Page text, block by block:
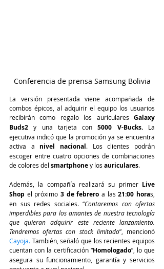
Conferencia de prensa Samsung Bolivia
La versión presentada viene acompañada de
combos épicos, al adquirir el equipo los usuarios
recibirán como regalo los auriculares Galaxy
Buds2 y una tarjeta con 5000 V-Bucks. La
ejecutiva indicó que la promoción ya se encuentra
activa a nivel nacional. Los clientes podrán
escoger entre cuatro opciones de combinaciones
de colores del smartphone y los auriculares.
Además, la compañía realizará su primer Live
Shop el próximo 3 de febrero a las 21:00 horas,
en sus redes sociales. “Contaremos con ofertas
imperdibles para los amantes de nuestra tecnología
que quieran adquirir este reciente lanzamiento.
Tendremos ofertas con stock limitado”, mencionó
Cayoja. También, señaló que los recientes equipos
cuentan con la certificación “Homologado”, lo que
asegura su funcionamiento, garantía y servicios